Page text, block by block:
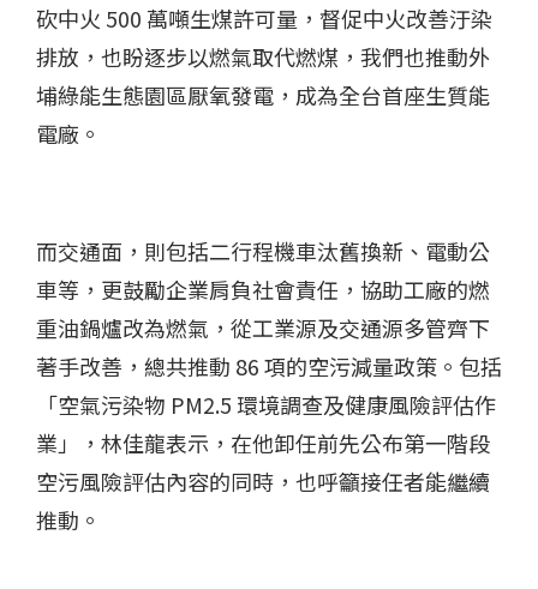
砍中火 500 萬噸生煤許可量，督促中火改善汙染
排放，也盼逐步以燃氣取代燃煤，我們也推動外
埔綠能生態園區厭氧發電，成為全台首座生質能
電廠。
而交通面，則包括二行程機車汰舊換新、電動公
車等，更鼓勵企業肩負社會責任，協助工廠的燃
重油鍋爐改為燃氣，從工業源及交通源多管齊下
著手改善，總共推動 86 項的空污減量政策。包括
「空氣污染物 PM2.5 環境調查及健康風險評估作
業」，林佳龍表示，在他卸任前先公布第一階段
空污風險評估內容的同時，也呼籲接任者能繼續
推動。